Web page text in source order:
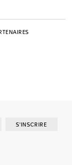
S'INSCRIRE